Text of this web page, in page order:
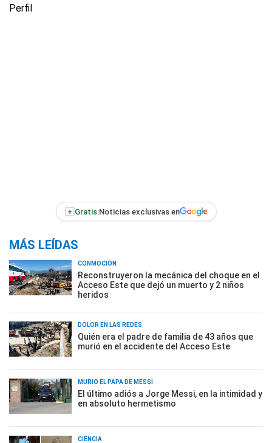
Perfil
+ Gratis:Noticias exclusivas en
MÁS LEÍDAS
CONMOCIÓN
Reconstruyeron la mecánica del choque en el
Acceso Este que dejó un muerto y 2 niños
heridos
DOLOR EN LAS REDES
Quién era el padre de familia de 43 años que
murió en el accidente del Acceso Este
MURIÓ EL PAPÁ DE MESSI
El último adiós a Jorge Messi, en la intimidad y
en absoluto hermetismo
CIENCIA